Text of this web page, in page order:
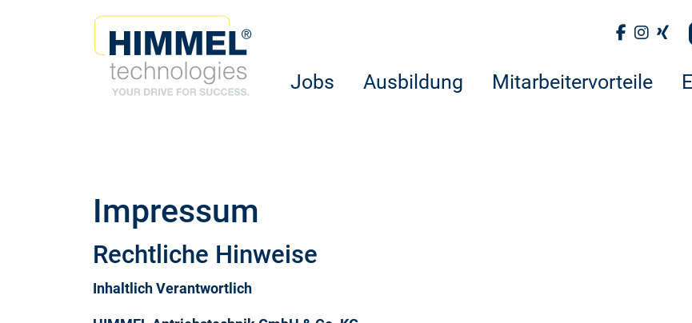
Jobs Ausbildung Mitarbeitervorteile
Impressum
Rechtliche Hinweise
Inhaltlich Verantwortlich